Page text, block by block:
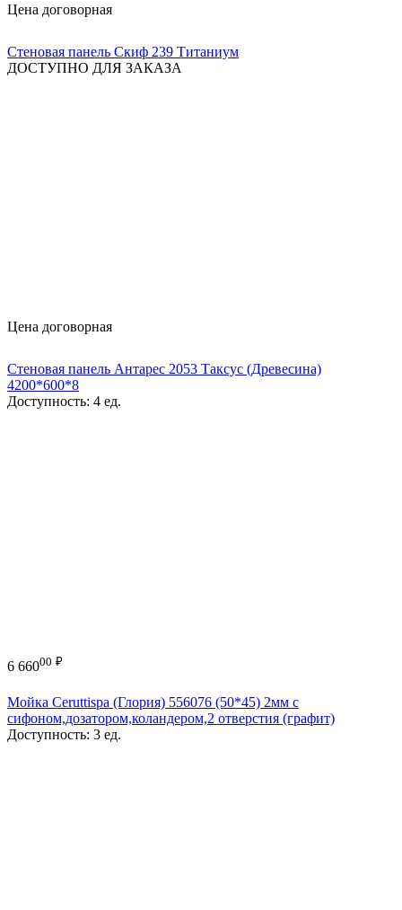
Цена договорная
Стеновая панель Скиф 239 Титаниум
ДОСТУПНО ДЛЯ ЗАКАЗА
Цена договорная
Стеновая панель Антарес 2053 Таксус (Древесина)
4200*600*8
Доступность: 4 ед.
6 66000 ₽
Мойка Ceruttispa (Глория) 556076 (50*45) 2мм с
сифоном,дозатором,коландером,2 отверстия (графит)
Доступность: 3 ед.